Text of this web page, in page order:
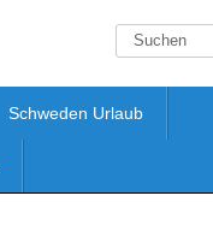
Schweden Urlaub